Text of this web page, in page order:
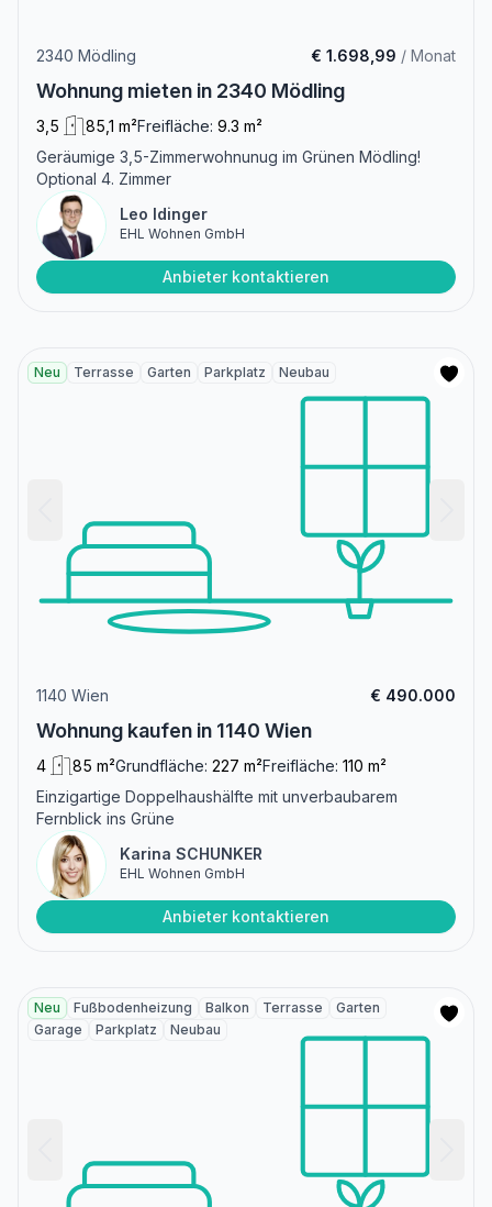
2340 Mödling € 1.698,99 / Monat
Wohnung mieten in 2340 Mödling
3,5 85,1 m²Freifläche: 9.3 m²
Geräumige 3,5-Zimmerwohnunug im Grünen Mödling!
Optional 4. Zimmer
Leo Idinger
EHL Wohnen GmbH
Anbieter kontaktieren
Neu Terrasse Garten Parkplatz Neubau
1140 Wien € 490.000
Wohnung kaufen in 1140 Wien
4 85 m²Grundfläche: 227 m²Freifläche: 110 m²
Einzigartige Doppelhaushälfte mit unverbaubarem
Fernblick ins Grüne
Karina SCHUNKER
EHL Wohnen GmbH
Anbieter kontaktieren
Neu Fußbodenheizung Balkon Terrasse
Garten
Garage
Parkplatz Neubau